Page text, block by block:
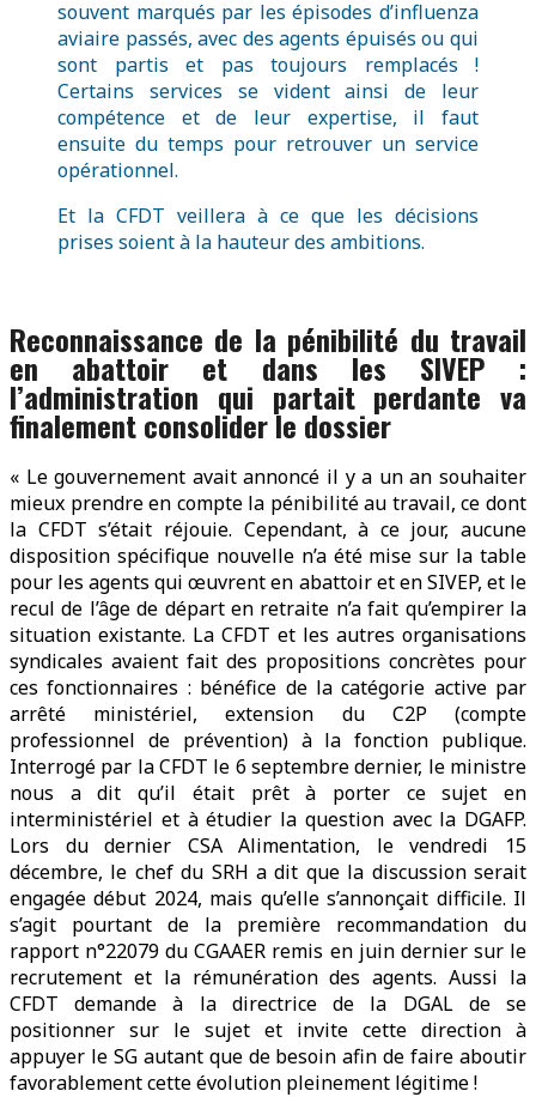
souvent marqués par les épisodes d’influenza
aviaire passés, avec des agents épuisés ou qui
sont partis et pas toujours remplacés !
Certains services se vident ainsi de leur
compétence et de leur expertise, il faut
ensuite du temps pour retrouver un service
opérationnel.
Et la CFDT veillera à ce que les décisions
prises soient à la hauteur des ambitions.
Reconnaissance de la pénibilité du travail
en abattoir et dans les SIVEP :
l’administration qui partait perdante va
finalement consolider le dossier
« Le gouvernement avait annoncé il y a un an souhaiter
mieux prendre en compte la pénibilité au travail, ce dont
la CFDT s’était réjouie. Cependant, à ce jour, aucune
disposition spécifique nouvelle n’a été mise sur la table
pour les agents qui œuvrent en abattoir et en SIVEP, et le
recul de l’âge de départ en retraite n’a fait qu’empirer la
situation existante. La CFDT et les autres organisations
syndicales avaient fait des propositions concrètes pour
ces fonctionnaires : bénéfice de la catégorie active par
arrêté ministériel, extension du C2P (compte
professionnel de prévention) à la fonction publique.
Interrogé par la CFDT le 6 septembre dernier, le ministre
nous a dit qu’il était prêt à porter ce sujet en
interministériel et à étudier la question avec la DGAFP.
Lors du dernier CSA Alimentation, le vendredi 15
décembre, le chef du SRH a dit que la discussion serait
engagée début 2024, mais qu’elle s’annonçait difficile. Il
s’agit pourtant de la première recommandation du
rapport n°22079 du CGAAER remis en juin dernier sur le
recrutement et la rémunération des agents. Aussi la
CFDT demande à la directrice de la DGAL de se
positionner sur le sujet et invite cette direction à
appuyer le SG autant que de besoin afin de faire aboutir
favorablement cette évolution pleinement légitime !